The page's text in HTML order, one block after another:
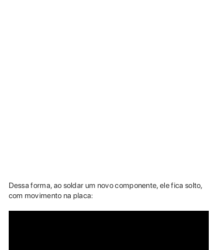
Dessa forma, ao soldar um novo componente, ele fica solto,
com movimento na placa: